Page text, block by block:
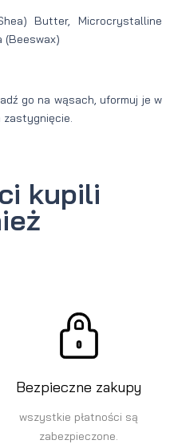
Butter, Microcrystalline
(Beeswax)
go na wąsach, uformuj je w
zastygnięcie.
kupili
Bezpieczne zakupy
wszystkie płatności są
zabezpieczone.